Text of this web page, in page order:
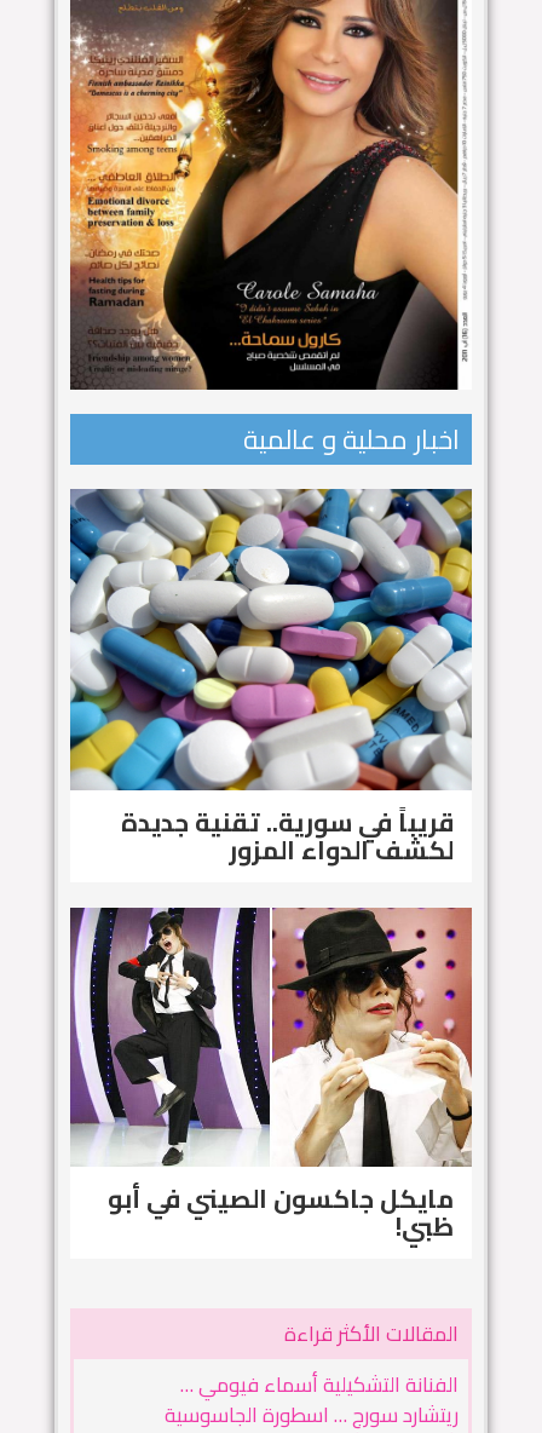
اخبار محلية و عالمية
قريباً في سورية.. تقنية جديدة
لكشف الدواء المزور
مايكل جاكسون الصيني في أبو
ظبي!
المقالات الأكثر قراءة
الفنانة التشكيلية أسماء فيومي …
ريتشارد سورج … اسطورة الجاسوسية